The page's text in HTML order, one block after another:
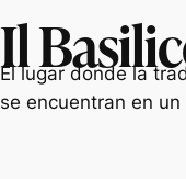
Il
El lugar donde la
se encuentran en